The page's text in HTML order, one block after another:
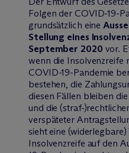
Folgen der COVID-19-
grundsätzlich eine
Stellung eines
September 2020 vor.
wenn die Insolvenzreife
COVID-19-Pandemie
bestehen, die
diesen Fällen bleiben
und die (straf-
verspäteter
sieht eine
Insolvenzreife auf den